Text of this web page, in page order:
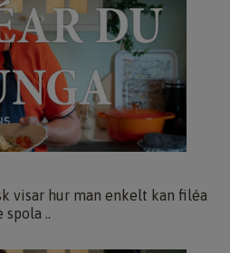
visar hur man enkelt kan filéa
spola ..